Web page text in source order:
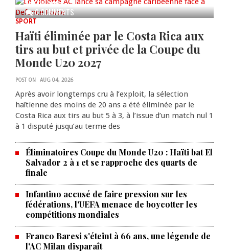
0 COMMENTS
AUG 04, 2026
SPORT
Haïti éliminée par le Costa Rica aux
tirs au but et privée de la Coupe du
Monde U20 2027
POST ON AUG 04, 2026
Après avoir longtemps cru à l’exploit, la sélection
haïtienne des moins de 20 ans a été éliminée par le
Costa Rica aux tirs au but 5 à 3, à l’issue d’un match nul 1
à 1 disputé jusqu’au terme des
Éliminatoires Coupe du Monde U20 : Haïti bat El
Salvador 2 à 1 et se rapproche des quarts de
finale
Infantino accusé de faire pression sur les
fédérations, l'UEFA menace de boycotter les
compétitions mondiales
Franco Baresi s'éteint à 66 ans, une légende de
l'AC Milan disparaît